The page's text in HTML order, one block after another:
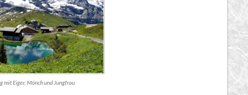
mit Eiger, Mönch und Jungfrau